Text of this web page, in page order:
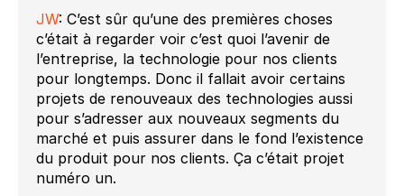
JW: C’est sûr qu’une des premières choses
c’était à regarder voir c’est quoi l’avenir de
l’entreprise, la technologie pour nos clients
pour longtemps. Donc il fallait avoir certains
projets de renouveaux des technologies aussi
pour s’adresser aux nouveaux segments du
marché et puis assurer dans le fond l’existence
du produit pour nos clients. Ça c’était projet
numéro un.